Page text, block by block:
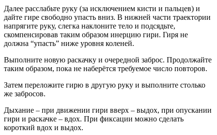
Далее расcлабьте руку (за исключением кисти и пальцев) и
дайте гире свободно упасть вниз. В нижней части траектории
напрягите руку, слегка наклоните тело и подсядьте,
скомпенсировав таким образом инерцию гири. Гиря не
должна “упасть” ниже уровня коленей.
Выполните новую раскачку и очередной заброс. Продолжайте
таким образом, пока не наберётся требуемое число повторов.
Затем переложите гирю в другую руку и выполните столько
же забросов.
Дыхание – при движении гири вверх – выдох, при опускании
гири и раскачке – вдох. При фиксации можно сделать
короткий вдох и выдох.